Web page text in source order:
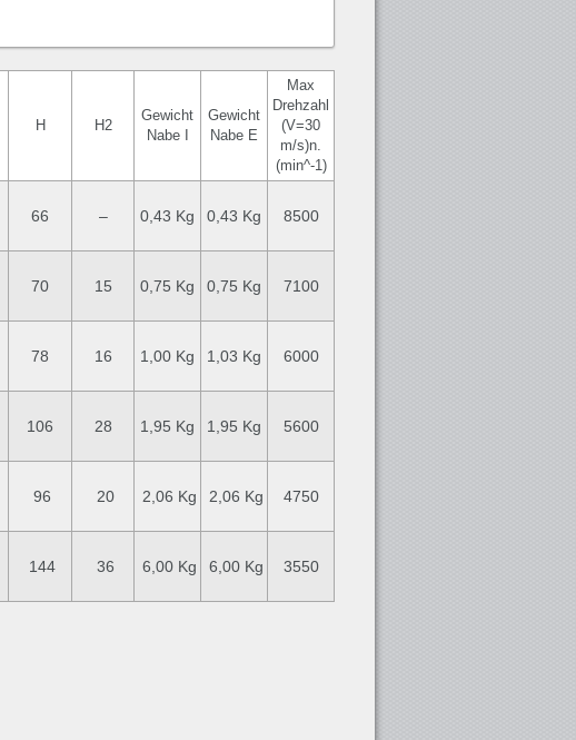
H H2
Gewicht
Nabe I
Gewicht
Nabe E
Max
Drehzahl
(V=30
m/s)n.
(min^-1)
66 – 0,43 Kg 0,43 Kg 8500
70 15 0,75 Kg 0,75 Kg 7100
78 16 1,00 Kg 1,03 Kg 6000
106 28 1,95 Kg 1,95 Kg 5600
96 20 2,06 Kg 2,06 Kg 4750
144 36 6,00 Kg 6,00 Kg 3550